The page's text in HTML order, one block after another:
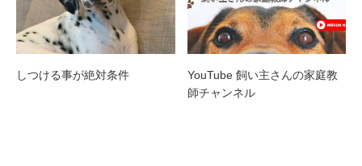
しつける事が絶対条件
YouTube 飼い主さんの家庭教
師チャンネル